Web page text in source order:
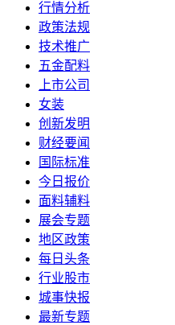
行情分析
政策法规
技术推广
五金配料
上市公司
女装
创新发明
财经要闻
国际标准
今日报价
面料辅料
展会专题
地区政策
每日头条
行业股市
城事快报
最新专题